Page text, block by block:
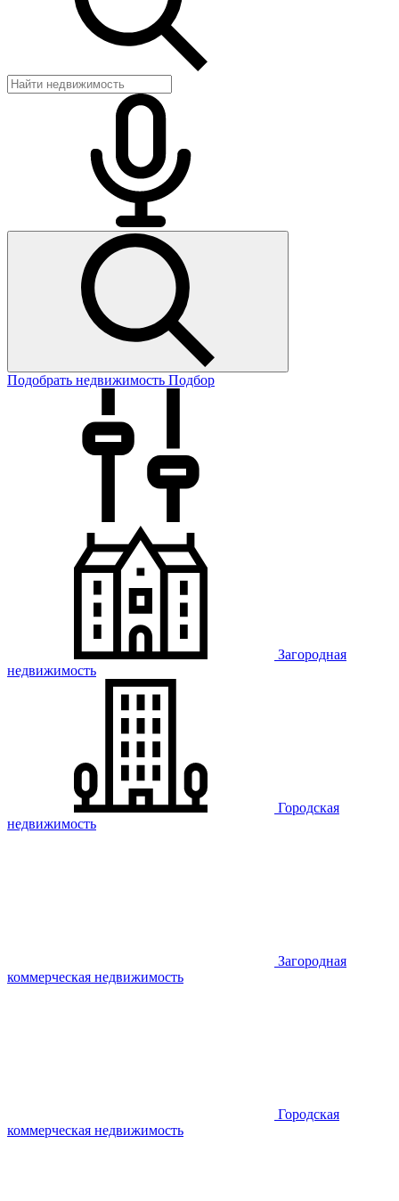
Подобрать недвижимость Подбор
Загородная
недвижимость
Городская
недвижимость
Загородная
коммерческая недвижимость
Городская
коммерческая недвижимость